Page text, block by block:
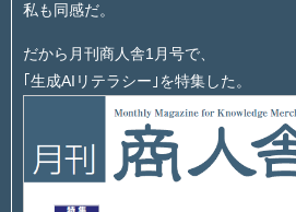
私も同感だ。
だから月刊商人舎1月号で、
｢生成AIリテラシー｣を特集した。